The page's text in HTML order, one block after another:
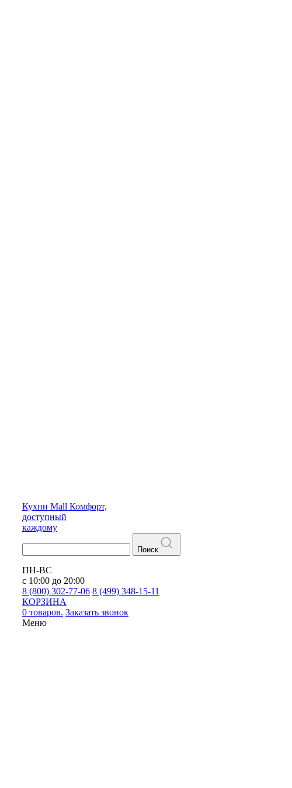
Кухни Mall Комфорт,
доступный
каждому
Поиск
ПН-ВС
с 10:00 до 20:00
8 (800) 302-77-06 8 (499) 348-15-11
КОРЗИНА
0 товаров. Заказать звонок
Меню